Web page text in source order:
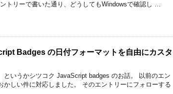
トリーで書いた通り、どうしてもWindowsで確認し …
Badges の日付フォーマットを自由にカスタ
というかシツコク JavaScript badges のお話。 以前のエン
かしい件に対応しました。 そのエントリーにフォローする